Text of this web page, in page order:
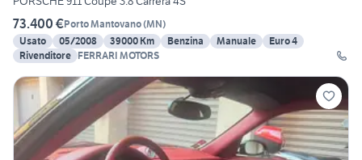
73.400 €Porto Mantovano(MN)
Usato
05/2008 39000 Km Benzina Manuale
Euro 4
Rivenditore FERRARI MOTORS